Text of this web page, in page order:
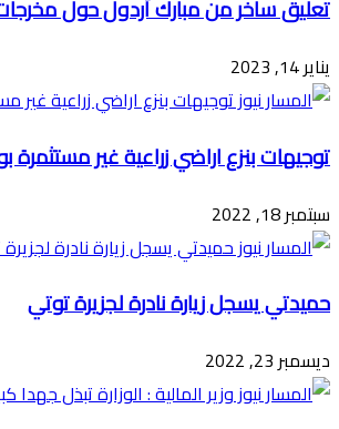
تعليق ساخر من مبارك أردول حول
يناير 14, 2023
توجيهات بنزع اراضي زراعية غير مستثمرة
سبتمبر 18, 2022
حميدتي يسجل زيارة نادرة لجزيرة توتي
ديسمبر 23, 2022